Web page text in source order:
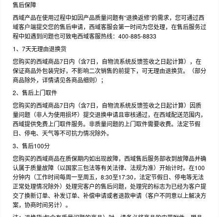
售后保障
西域产品在使用过程中如因产品质量问题有“退换返修”的需求，您可通过西
域客户端提交您的售后申请，西域客服会第一时间为您处理，在售后服务过
程中如遇到问题也可致电西域客服热线：400-885-8833
1、7天无理由退换货
您购买的西域商品7日内（含7日，自物流系统反馈签收之日起计算），在
保证商品外包装完好，不影响二次销售的前提下，可无理由退换货。（部分
商品除外，详情请见各商品细则）；
2、售后上门取件
您购买的西域商品7日内（含7日，自物流系统反馈签收之日起计算）因质
量问题（非人为使用损坏）提交退换申请且审核通过，在西域配送范围内，
西域提供免费上门取件服务。非质量问题的上门取件需要收费。法定节假
日、停电、天气等不可抗力情况除外。
3、售后100分
您购买的西域商品在质保期内如出现故障，西域售后服务部收到故障品并确
认属于质量故障（以国家三包法等有关法律、法规为准）开始计时。在100
分钟内（工作时间每周一至周五，8:30至17:30，法定节假日、停电等无法
正常处理情况除外）处理完客户的售后问题，处理完的标志为已经为客户提
交了换新订单、补发订单、补偿申请或者退款申请（客户不同意以上解决方
案，协商时间另计）。